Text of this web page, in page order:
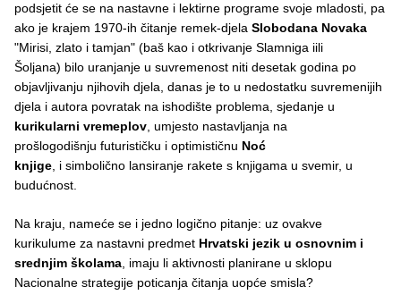
podsjetit će se na nastavne i lektirne programe svoje mladosti, pa
ako je krajem 1970-ih čitanje remek-djela Slobodana Novaka
"Mirisi, zlato i tamjan" (baš kao i otkrivanje Slamniga iili
Šoljana) bilo uranjanje u suvremenost niti desetak godina po
objavljivanju njihovih djela, danas je to u nedostatku suvremenijih
djela i autora povratak na ishodište problema, sjedanje u
kurikularni vremeplov, umjesto nastavljanja na
prošlogodišnju futurističku i optimističnu Noć
knjige, i simbolično lansiranje rakete s knjigama u svemir, u
budućnost.
Na kraju, nameće se i jedno logično pitanje: uz ovakve
kurikulume za nastavni predmet Hrvatski jezik u osnovnim i
srednjim školama, imaju li aktivnosti planirane u sklopu
Nacionalne strategije poticanja čitanja uopće smisla?